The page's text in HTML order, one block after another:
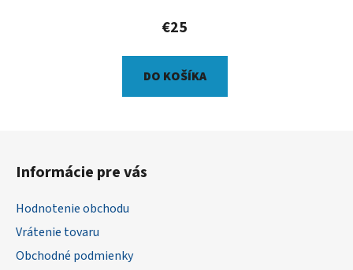
€25
DO KOŠÍKA
Informácie pre vás
Hodnotenie obchodu
Vrátenie tovaru
Obchodné podmienky